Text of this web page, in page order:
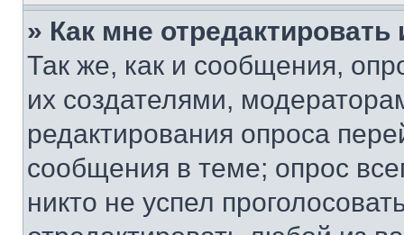
» Как мне
Так же, как и сообщения,
их создателями,
редактирования опроса
сообщения в теме; опрос
никто не успел